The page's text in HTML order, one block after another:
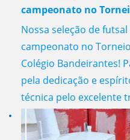
campeonato no
Nossa seleção de
campeonato no
Colégio Bandeirantes!
pela dedicação e
técnica pelo excelente